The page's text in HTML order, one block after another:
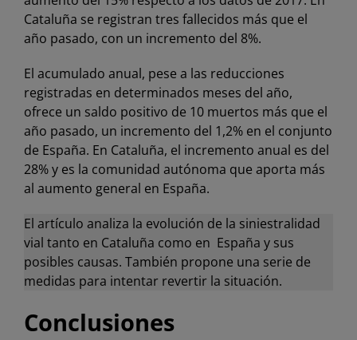
Cataluña se registran tres fallecidos más que el
año pasado, con un incremento del 8%.
El acumulado anual, pese a las reducciones
registradas en determinados meses del año,
ofrece un saldo positivo de 10 muertos más que el
año pasado, un incremento del 1,2% en el conjunto
de España. En Cataluña, el incremento anual es del
28% y es la comunidad autónoma que aporta más
al aumento general en España.
El artículo analiza la evolución de la siniestralidad
vial tanto en Cataluña como en España y sus
posibles causas. También propone una serie de
medidas para intentar revertir la situación.
Conclusiones